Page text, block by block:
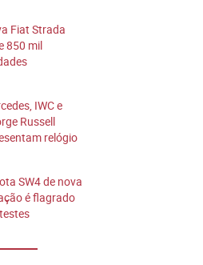
Fiat Strada
850 mil
IWC e
Russell
relógio
SW4 de nova
é flagrado